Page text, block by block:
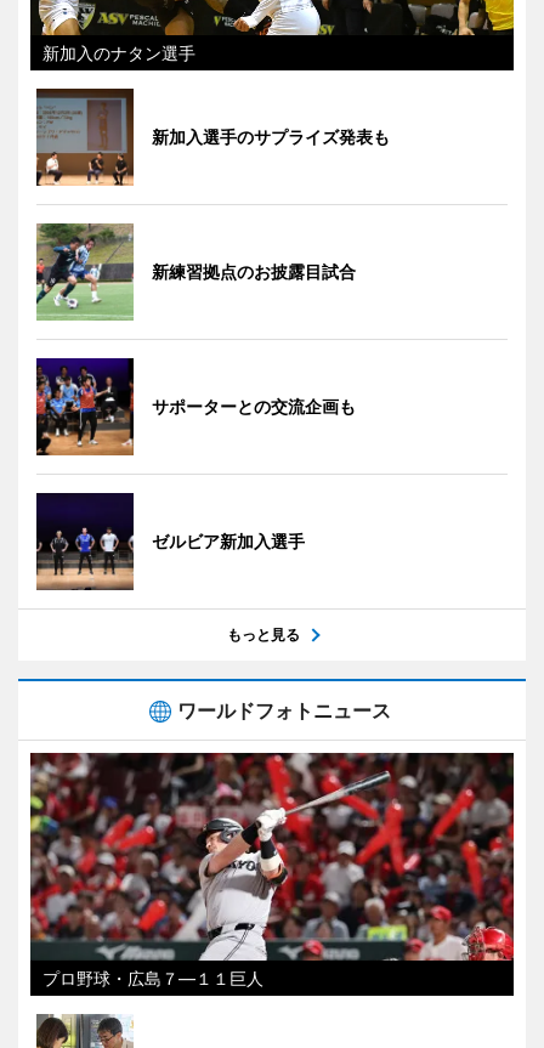
新加入のナタン選手
新加入選手のサプライズ発表も
新練習拠点のお披露目試合
サポーターとの交流企画も
ゼルビア新加入選手
もっと見る
ワールドフォトニュース
プロ野球・広島７―１１巨人